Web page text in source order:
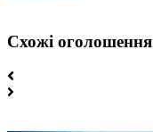
Схожі оголошення